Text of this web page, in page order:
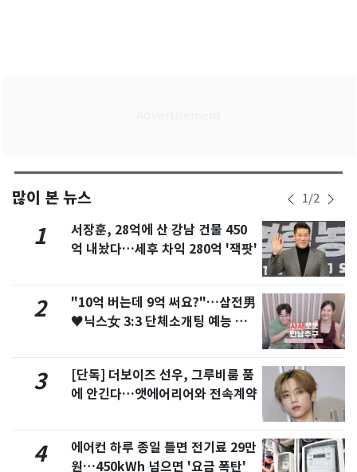
많이 본 뉴스 1/2
1
서장훈, 28억에 산 강남 건물 450
억 내놨다…세후 차익 280억 '잭팟'
2
"10억 버는데 9억 써요?"…삼전男
♥닉스女 3:3 단체소개팅 예능 화
3
[단독] 더보이즈 선우, 그루비룸 품
에 안긴다…앳에어리어와 전속계약
4
에어컨 하루 종일 틀면 전기료 29만
원…450kWh 넘으면 '요금 폭탄'